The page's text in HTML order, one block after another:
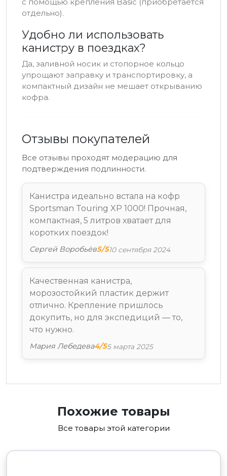
отдельно).
Удобно ли использовать
канистру в поездках?
Да, заливной носик и стопорное кольцо
упрощают заправку и транспортировку, а
компактный дизайн не мешает открыванию
кофра.
Отзывы покупателей
Все отзывы проходят модерацию для
подтверждения подлинности.
Канистра идеально встала на кофр
Sportsman Touring XP 1000! Прочная,
компактная, 5 литров хватает для
коротких поездок!
Сергей Воробьёв5/510 сентября 2024
Качественная канистра,
морозостойкий пластик держит
отлично. Крепление пришлось
докупить, но для экспедиций — то,
что нужно.
Мария Лебедева4/55 марта 2025
Похожие товары
Все товары этой категории